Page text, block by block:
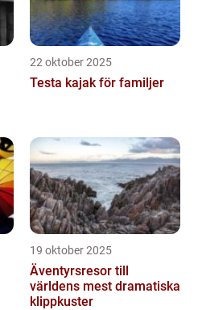
22 oktober 2025
Testa kajak för familjer
19 oktober 2025
Äventyrsresor till
världens mest dramatiska
klippkuster